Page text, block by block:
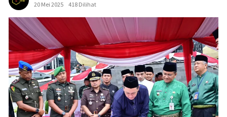
20 Mei 2025
418 Dilihat